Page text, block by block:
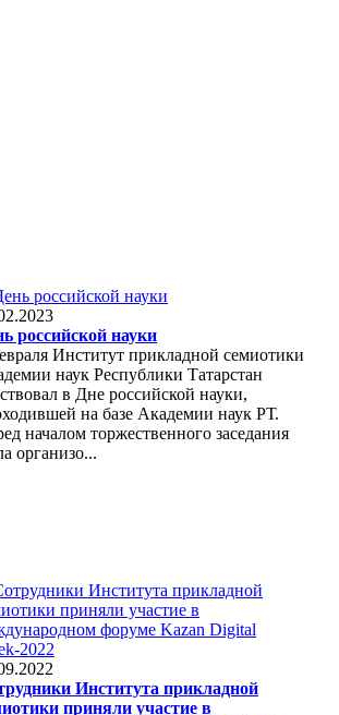
российской науки
Институт прикладной семиотики
наук Республики Татарстан
в Дне российской науки,
на базе Академии наук РТ.
началом торжественного заседания
организо...
Института прикладной
приняли участие в